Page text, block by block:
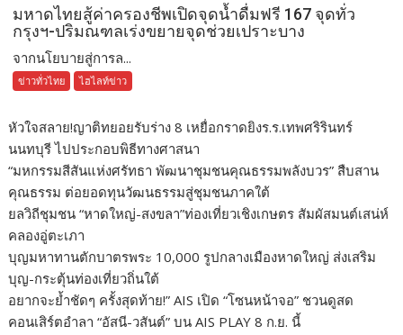
มหาดไทยสู้ค่าครองชีพเปิดจุดน้ำดื่มฟรี 167 จุดทั่ว
กรุงฯ-ปริมณฑลเร่งขยายจุดช่วยเปราะบาง
จากนโยบายสู่การล...
ข่าวทั่วไทย ไฮไลท์ข่าว
หัวใจสลาย!ญาติทยอยรับร่าง 8 เหยื่อกราดยิงร.ร.เทพศริรินทร์
นนทบุรี ไปประกอบพิธีทางศาสนา
“มหกรรมสีสันแห่งศรัทธา พัฒนาชุมชนคุณธรรมพลังบวร” สืบสาน
คุณธรรม ต่อยอดทุนวัฒนธรรมสู่ชุมชนภาคใต้
ยลวิถีชุมชน “หาดใหญ่-สงขลา”ท่องเที่ยวเชิงเกษตร สัมผัสมนต์เสน่ห์
คลองอู่ตะเภา
บุญมหาทานตักบาตรพระ 10,000 รูปกลางเมืองหาดใหญ่ ส่งเสริม
บุญ-กระตุ้นท่องเที่ยวถิ่นใต้
อยากจะย้ำชัดๆ ครั้งสุดท้าย!” AIS เปิด “โซนหน้าจอ” ชวนดูสด
คอนเสิร์ตอำลา “อัสนี-วสันต์” บน AIS PLAY 8 ก.ย. นี้